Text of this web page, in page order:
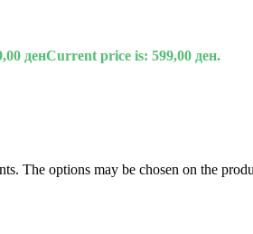
денCurrent price is: 599,00 ден.
The options may be chosen on the